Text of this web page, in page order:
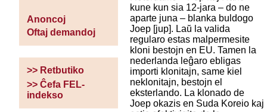
Anoncoj
Oftaj demandoj
>> Retbutiko
>> Ĉefa FEL-
indekso
kune kun sia 12-jara – do ne
aparte juna – blanka buldogo
Joep [jup]. Laŭ la valida
regularo estas malpermesite
kloni bestojn en EU. Tamen la
nederlanda leĝaro ebligas
importi klonitajn, same kiel
neklonitajn, bestojn el
eksterlando. La klonado de
Joep okazis en Suda Koreio kaj